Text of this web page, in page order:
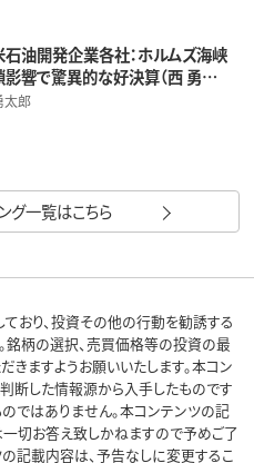
油開発企業各社：ホルムズ海峡
影響で驚異的な好決算（西 勇…
太郎
グ一覧はこちら
おり、投資その他の行動を勧誘する
銘柄の選択、売買価格等の投資の最
ますようお願いいたします。本コン
断した情報源から入手したものです
ではありません。本コンテンツの記
切お答え致しかねますので予めご了
記載内容は、予告なしに変更するこ